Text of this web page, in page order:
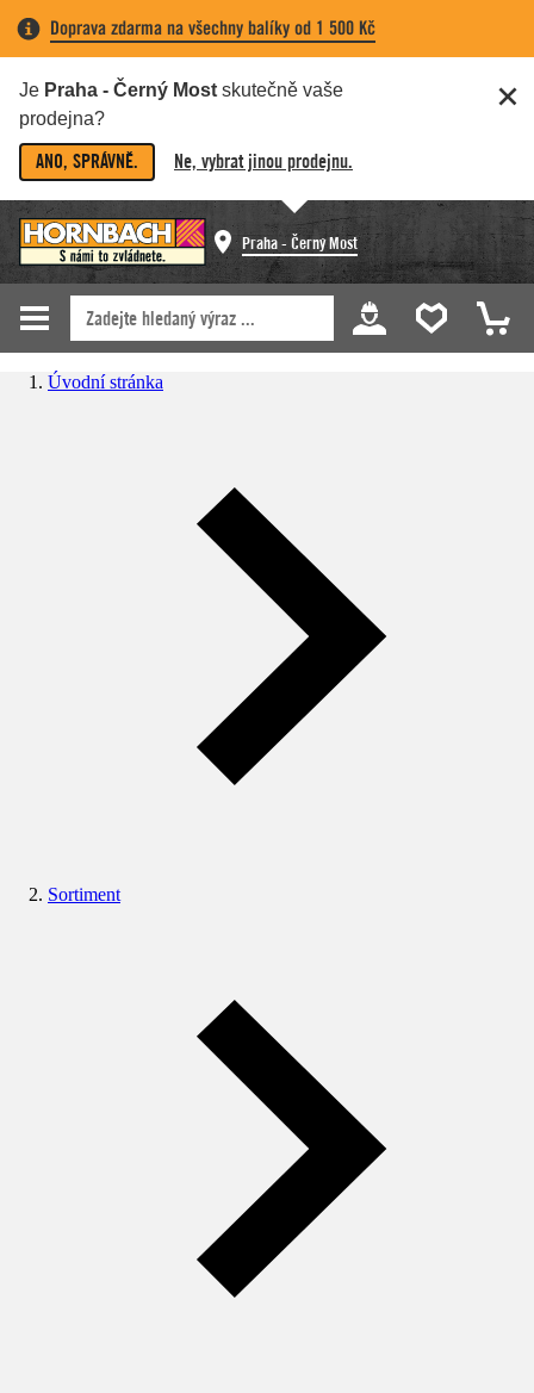
Doprava zdarma na všechny balíky od 1 500 Kč
Je Praha - Černý Most skutečně vaše
prodejna?
ANO, SPRÁVNĚ. Ne, vybrat jinou prodejnu.
Praha - Černý Most
Úvodní stránka
Sortiment